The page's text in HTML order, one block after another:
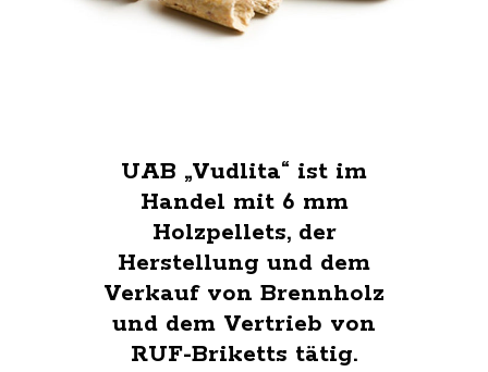
UAB „Vudlita“ ist im
Handel mit 6 mm
Holzpellets, der
Herstellung und dem
Verkauf von Brennholz
und dem Vertrieb von
RUF-Briketts tätig.